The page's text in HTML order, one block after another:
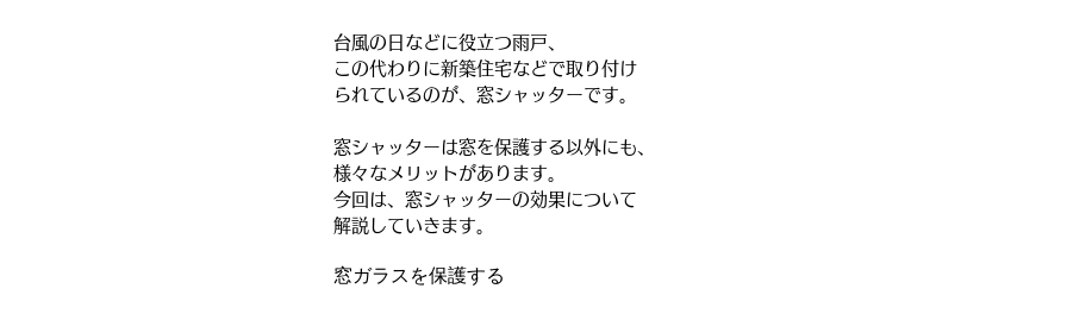
台風の日などに役立つ雨戸、
この代わりに新築住宅などで取り付け
られているのが、窓シャッターです。
窓シャッターは窓を保護する以外にも、
様々なメリットがあります。
今回は、窓シャッターの効果について
解説していきます。
窓ガラスを保護する